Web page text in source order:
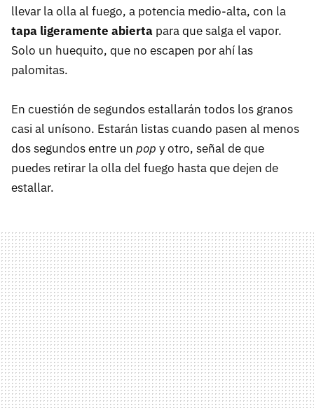
llevar la olla al fuego, a potencia medio-alta, con la
tapa ligeramente abierta para que salga el vapor.
Solo un huequito, que no escapen por ahí las
palomitas.
En cuestión de segundos estallarán todos los granos
casi al unísono. Estarán listas cuando pasen al menos
dos segundos entre un pop y otro, señal de que
puedes retirar la olla del fuego hasta que dejen de
estallar.